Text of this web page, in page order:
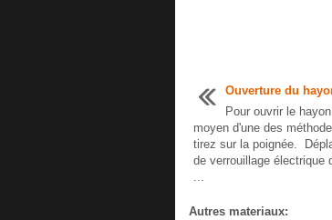
Ouverture du
Pour ouvrir le
moyen d'une des
tirez sur la poignée.
de verrouillage électrique
...
Autres materiaux: